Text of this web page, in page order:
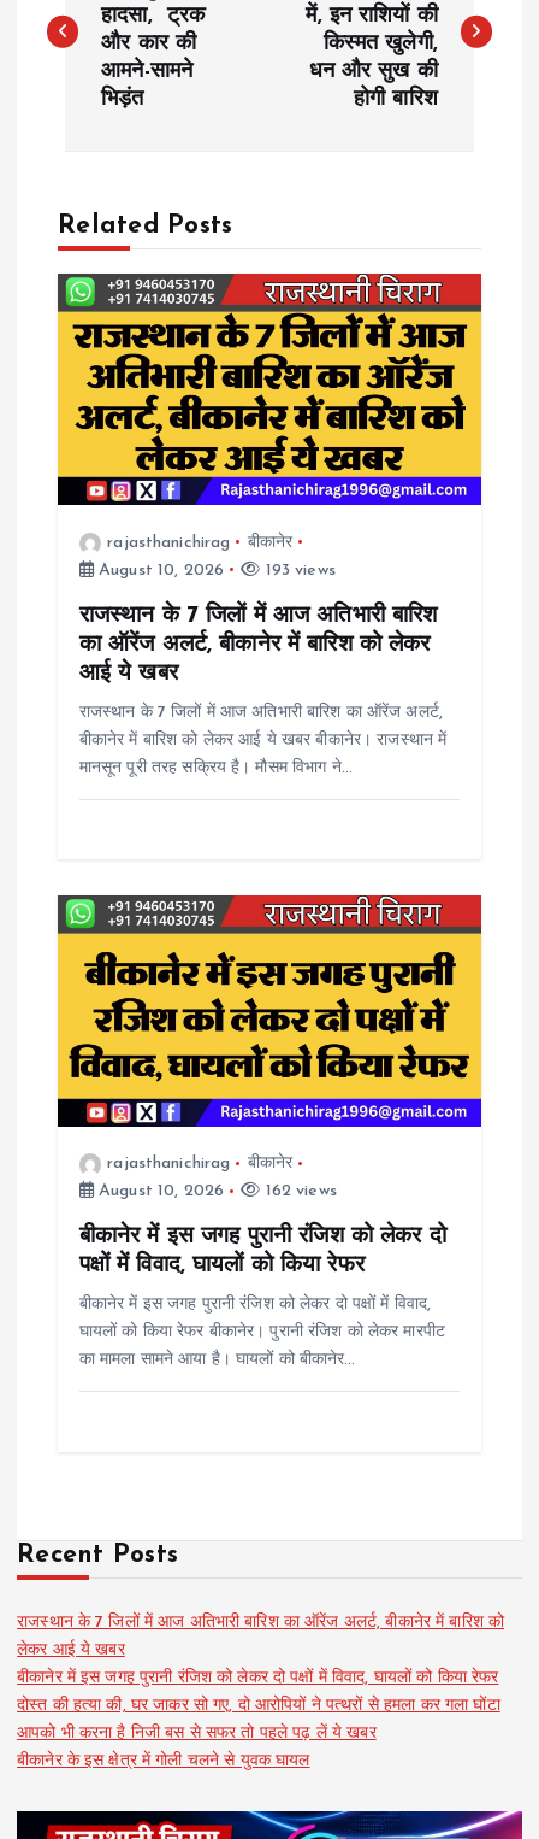
s
a
v
a
हादसा, ट्रक
और कार की
आमने-सामने
भिड़ंत
में, इन राशियों की
किस्मत खुलेगी,
धन और सुख की
होगी बारिश
Related Posts
rajasthanichirag
बीकानेर
August 10, 2026
193 views
राजस्थान के 7 जिलों में आज अतिभारी बारिश
का ऑरेंज अलर्ट, बीकानेर में बारिश को लेकर
आई ये खबर
राजस्थान के 7 जिलों में आज अतिभारी बारिश का ऑरेंज अलर्ट,
बीकानेर में बारिश को लेकर आई ये खबर बीकानेर। राजस्थान में
मानसून पूरी तरह सक्रिय है। मौसम विभाग ने…
rajasthanichirag
बीकानेर
August 10, 2026
162 views
बीकानेर में इस जगह पुरानी रंजिश को लेकर दो
पक्षों में विवाद, घायलों को किया रेफर
बीकानेर में इस जगह पुरानी रंजिश को लेकर दो पक्षों में विवाद,
घायलों को किया रेफर बीकानेर। पुरानी रंजिश को लेकर मारपीट
का मामला सामने आया है। घायलों को बीकानेर…
Recent Posts
राजस्थान के 7 जिलों में आज अतिभारी बारिश का ऑरेंज अलर्ट, बीकानेर में बारिश को
लेकर आई ये खबर
बीकानेर में इस जगह पुरानी रंजिश को लेकर दो पक्षों में विवाद, घायलों को किया रेफर
दोस्त की हत्या की, घर जाकर सो गए, दो आरोपियों ने पत्थरों से हमला कर गला घोंटा
आपको भी करना है निजी बस से सफर तो पहले पढ़ लें ये खबर
बीकानेर के इस क्षेत्र में गोली चलने से युवक घायल